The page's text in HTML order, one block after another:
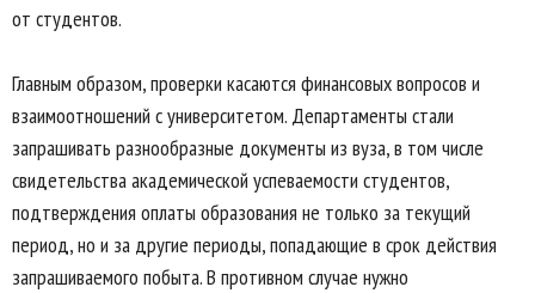
от студентов.
Главным образом, проверки касаются финансовых вопросов и
взаимоотношений с университетом. Департаменты стали
запрашивать разнообразные документы из вуза, в том числе
свидетельства академической успеваемости студентов,
подтверждения оплаты образования не только за текущий
период, но и за другие периоды, попадающие в срок действия
запрашиваемого побыта. В противном случае нужно